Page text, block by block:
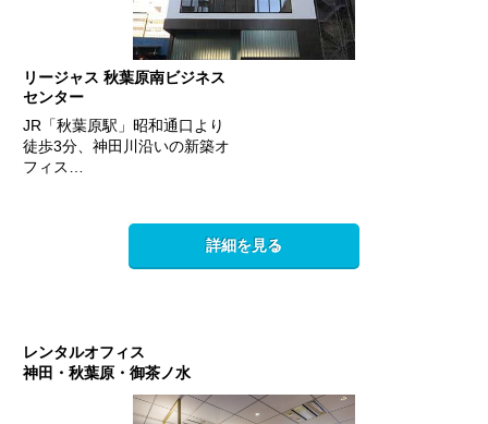
リージャス 秋葉原南ビジネス
センター
JR「秋葉原駅」昭和通口より
徒歩3分、神田川沿いの新築オ
フィス…
詳細を見る
レンタルオフィス
神田・秋葉原・御茶ノ水